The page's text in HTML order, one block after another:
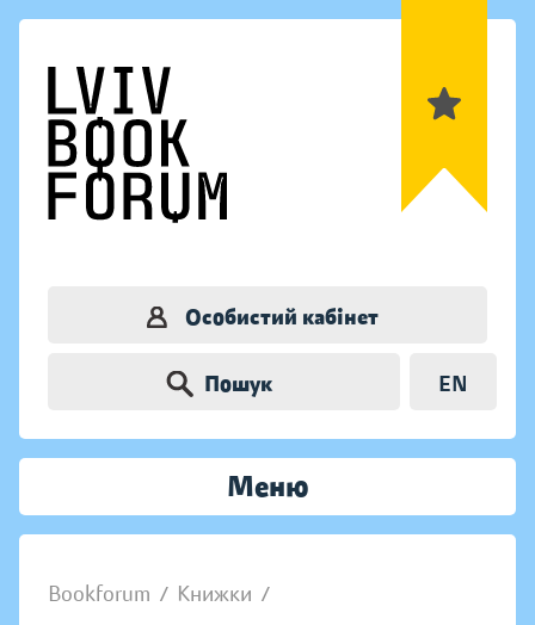
Особистий кабінет
Пошук EN
Меню
Bookforum / Книжки /